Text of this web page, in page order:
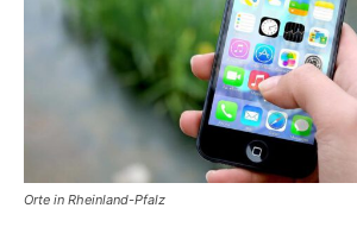
Orte in Rheinland-Pfalz